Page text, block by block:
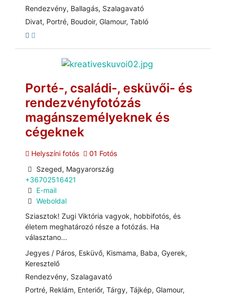
Rendezvény, Ballagás, Szalagavató
Divat, Portré, Boudoir, Glamour, Tabló
Porté-, családi-, esküvői- és
rendezvényfotózás
magánszemélyeknek és
cégeknek
Helyszíni fotós
01 Fotós
Szeged, Magyarország
+36702516421
E-mail
Weboldal
Sziasztok! Zugi Viktória vagyok, hobbifotós, és
életem meghatározó része a fotózás. Ha
választano...
Jegyes / Páros, Esküvő, Kismama, Baba, Gyerek,
Keresztelő
Rendezvény, Szalagavató
Portré, Reklám, Enteriőr, Tárgy, Tájkép, Glamour,